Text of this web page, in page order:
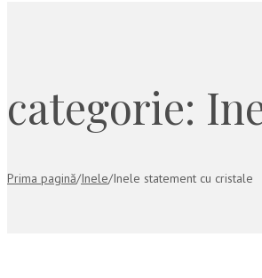
categorie:
Prima pagină/Inele/Inele statement cu cristale